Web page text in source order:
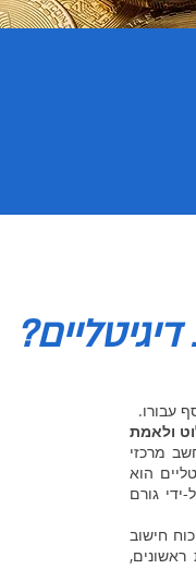
עבורו.
ולאמת
מרכזי
הוא
גורם
חישוב